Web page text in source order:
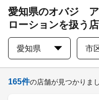
愛知県のオバジ
ローションを扱う
愛知県 市
165件の店舗が見つかりま